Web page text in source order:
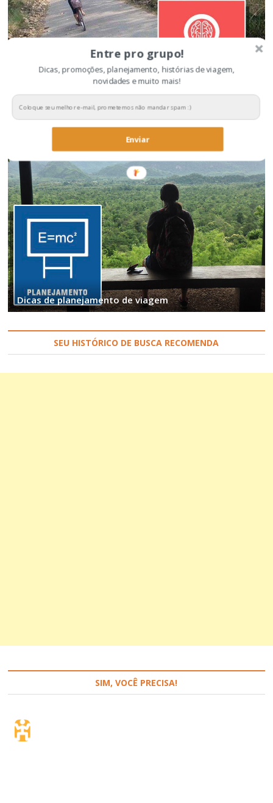
Dicas de planejamento de viagem
SEU HISTÓRICO DE BUSCA RECOMENDA
SIM, VOCÊ PRECISA!
Entre pro grupo!
Dicas, promoções, planejamento, histórias de viagem,
novidades e muito mais!
Enviar